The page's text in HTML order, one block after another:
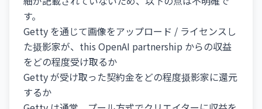
す。
Getty を通じて画像をアップロード / ライセンスし
た摄影家が、this OpenAI partnership からの収益
をどの程度受け取るか
Getty が受け取った契約金をどの程度摄影家に還元
するか